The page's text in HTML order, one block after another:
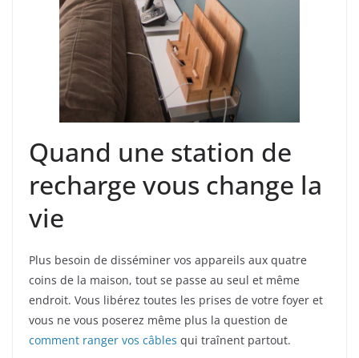
Quand une station de
recharge vous change la
vie
Plus besoin de disséminer vos appareils aux quatre
coins de la maison, tout se passe au seul et même
endroit. Vous libérez toutes les prises de votre foyer et
vous ne vous poserez même plus la question de
comment ranger vos câbles qui traînent partout.